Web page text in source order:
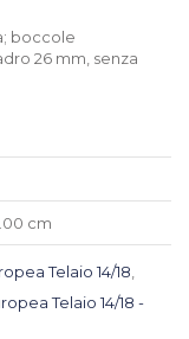
boccole
26 mm, senza
cm
Telaio 14/18,
Telaio 14/18 -